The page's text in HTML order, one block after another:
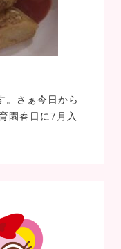
。さぁ今日から
園春日に7月入